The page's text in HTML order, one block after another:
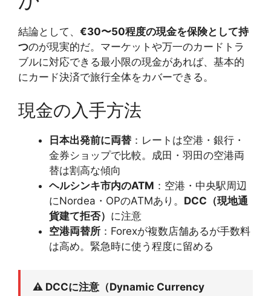
結論として、 €30〜50程度の現金を保険として持
つのが現実的だ。マーケットや万一のカードトラ
ブルに対応できる最小限の現金があれば、基本的
にカード決済で旅行全体をカバーできる。
現金の入手方法
日本出発前に両替 ：レートは空港・銀行・
金券ショップで比較。成田・羽田の空港両
替は割高な傾向
ヘルシンキ市内のATM ：空港・中央駅周辺
にNordea・OPのATMあり。 DCC（現地通
貨建て拒否） に注意
空港両替所 ：Forexが複数店舗あるが手数料
は高め。緊急時に使う程度に留める
⚠️ DCCに注意（Dynamic Currency